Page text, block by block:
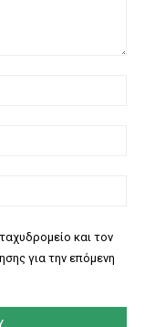
και τον
για την επόμενη